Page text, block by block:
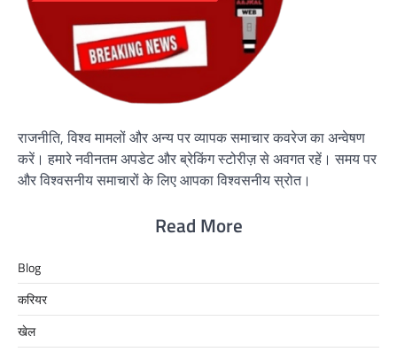
राजनीति, विश्व मामलों और अन्य पर व्यापक समाचार कवरेज का अन्वेषण
करें। हमारे नवीनतम अपडेट और ब्रेकिंग स्टोरीज़ से अवगत रहें। समय पर
और विश्वसनीय समाचारों के लिए आपका विश्वसनीय स्रोत।
Read More
Blog
करियर
खेल